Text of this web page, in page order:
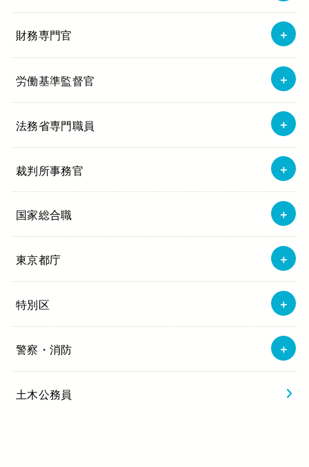
財務専門官
労働基準監督官
法務省専門職員
裁判所事務官
国家総合職
東京都庁
特別区
警察・消防
土木公務員